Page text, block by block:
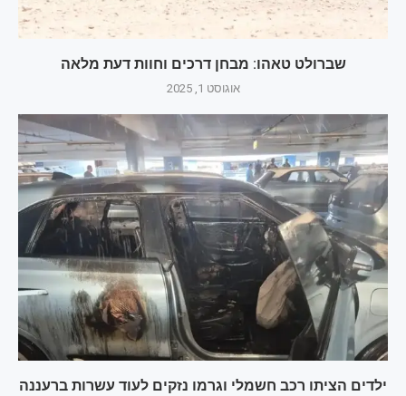
שברולט טאהו: מבחן דרכים וחוות דעת מלאה
אוגוסט 1, 2025
ילדים הציתו רכב חשמלי וגרמו נזקים לעוד עשרות ברעננה